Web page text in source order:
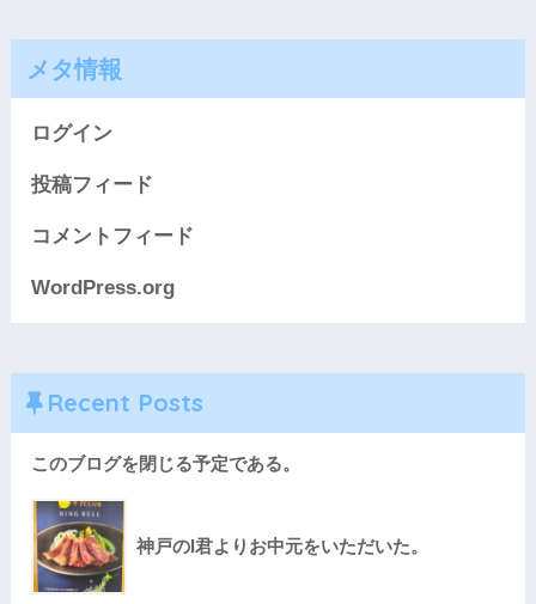
メタ情報
ログイン
投稿フィード
コメントフィード
WordPress.org
Recent Posts
このブログを閉じる予定である。
神戸のI君よりお中元をいただいた。